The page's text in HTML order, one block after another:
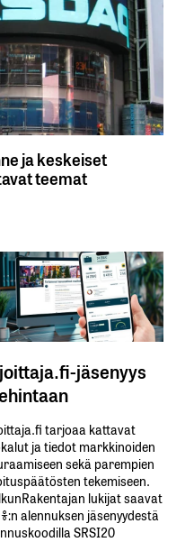
ja keskeiset
teemat
jäsenyys
tarjoaa kattavat
ja tiedot markkinoiden
sekä parempien
tekemiseen.
lukijat saavat
alennuksen jäsenyydestä
SRSI20